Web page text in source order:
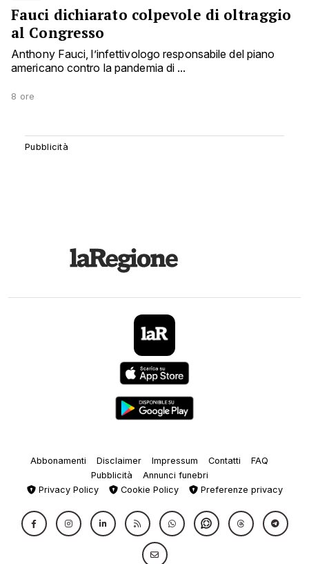
Fauci dichiarato colpevole di oltraggio
al Congresso
Anthony Fauci, l’infettivologo responsabile del piano
americano contro la pandemia di ...
8 ore
Abbonamenti Disclaimer Impressum Contatti
FAQ
Pubblicità
Annunci funebri
Privacy Policy
Cookie Policy Preferenze privacy